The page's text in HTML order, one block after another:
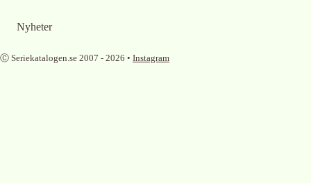
Nyheter
Ⓒ Seriekatalogen.se 2007 - 2026 • Instagram